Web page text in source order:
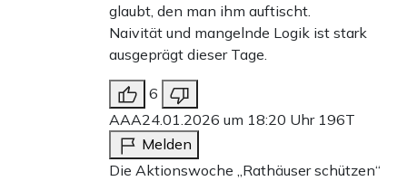
glaubt, den man ihm auftischt.
Naivität und mangelnde Logik ist stark
ausgeprägt dieser Tage.
6
AAA24.01.2026 um 18:20 Uhr 196T
Melden
Die Aktionswoche „Rathäuser schützen“